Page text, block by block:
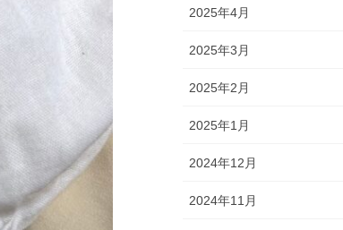
2025年4月
2025年3月
2025年2月
2025年1月
2024年12月
2024年11月